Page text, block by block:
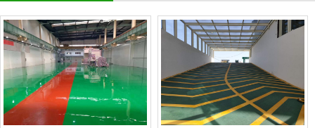
郑州思念食品环氧自流平地
成功案例
立即询问
南阳地下停车场无震动防滑
成功案例
查看详情
立即询问